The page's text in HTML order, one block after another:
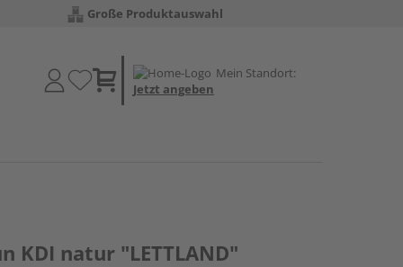
Große Produktauswahl
Mein Standort:
Jetzt angeben
KDI natur "LETTLAND"